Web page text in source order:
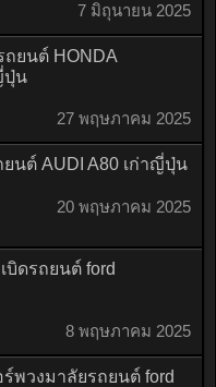
7 มิถุนายน 2025
ถยนต์ HONDA
ปุ่น
27 พฤษภาคม 2025
นต์ AUDI A80 เก่าญี่ปุ่น
20 พฤษภาคม 2025
บิดรถยนต์ ford
8 พฤษภาคม 2025
ร์พวงมาลัยรถยนต์ ford